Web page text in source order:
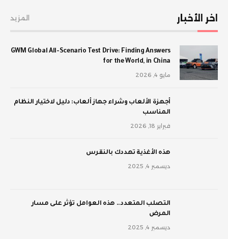
اخر الأخبار المزيد
GWM Global All-Scenario Test Drive: Finding Answers
for the World, in China
مايو 4, 2026
أجهزة الألعاب وشراء جهاز ألعاب: دليل لاختيار النظام
المناسب
فبراير 18, 2026
‫هذه الأغذية تهددك بالنقرس
ديسمبر 4, 2025
‫التصلب المتعدد.. هذه العوامل تؤثر على مسار
المرض
ديسمبر 4, 2025